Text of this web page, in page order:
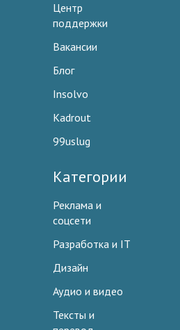
Центр
поддержки
Вакансии
Блог
Insolvo
Kadrout
99uslug
Категории
Реклама и
соцсети
Разработка и IT
Дизайн
Аудио и видео
Тексты и